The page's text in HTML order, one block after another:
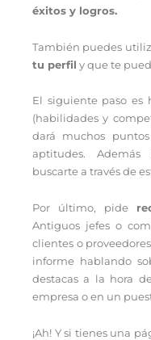
éxitos y logros.
También puedes
tu perfil y que te
El siguiente paso es
(habilidades y
dará muchos
aptitudes.
buscarte a través de
Por último, pide
Antiguos jefes o
clientes o
informe hablando
destacas a la hora
empresa o en un
¡Ah! Y si tienes una